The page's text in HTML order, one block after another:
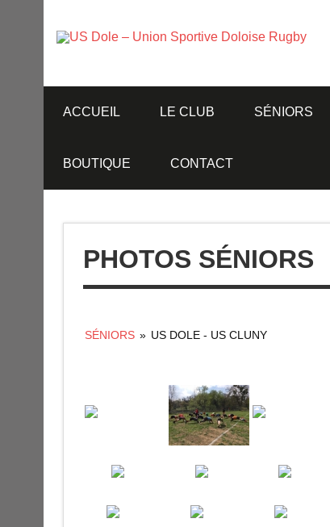
ACCUEIL LE CLUB SÉNIORS
BOUTIQUE CONTACT
PHOTOS SÉNIORS
SÉNIORS » US DOLE - US CLUNY